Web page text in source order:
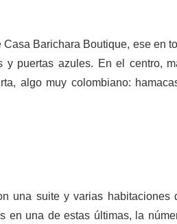
Barichara Boutique, ese en
y puertas azules. En el centro,
algo muy colombiano:
una suite y varias habitaciones
en una de estas últimas, la